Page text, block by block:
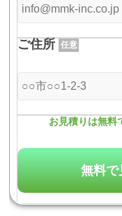
ご住所 任意
お見積りは無料